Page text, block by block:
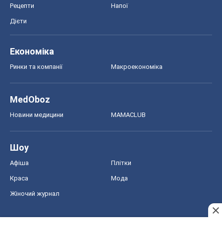
Рецепти Напої
Дієти
Економіка
Ринки та компанії Макроекономіка
MedOboz
Новини медицини MAMACLUB
Шоу
Афіша Плітки
Краса Мода
Жіночий журнал